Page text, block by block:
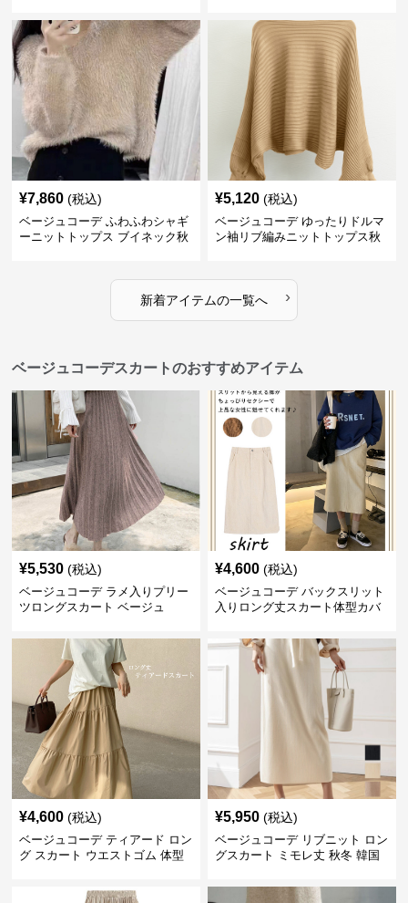
¥7,860 (税込)
ベージュコーデ ふわふわシャギ
ーニットトップス ブイネック秋
¥5,120 (税込)
ベージュコーデ ゆったりドルマ
ン袖リブ編みニットトップス秋
新着アイテムの一覧へ ›
ベージュコーデスカートのおすすめアイテム
¥5,530 (税込)
ベージュコーデ ラメ入りプリー
ツロングスカート ベージュ
¥4,600 (税込)
ベージュコーデ バックスリット
入りロング丈スカート体型カバ
¥4,600 (税込)
ベージュコーデ ティアード ロン
グ スカート ウエストゴム 体型
¥5,950 (税込)
ベージュコーデ リブニット ロン
グスカート ミモレ丈 秋冬 韓国